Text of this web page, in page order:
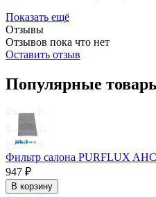
Показать ещё
Отзывы
Отзывов пока что нет
Оставить отзыв
Популярные
Фильтр салона PURFLUX
947 ₽
В корзину